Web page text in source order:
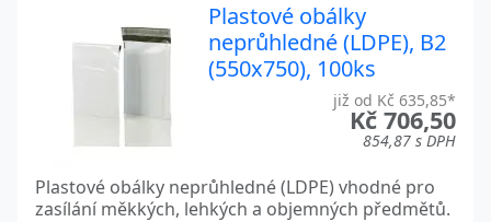
Plastové obálky
neprůhledné (LDPE), B2
(550x750), 100ks
již od Kč 635,85*
Kč 706,50
854,87 s DPH
Plastové obálky neprůhledné (LDPE) vhodné pro
zasílání měkkých, lehkých a objemných předmětů.